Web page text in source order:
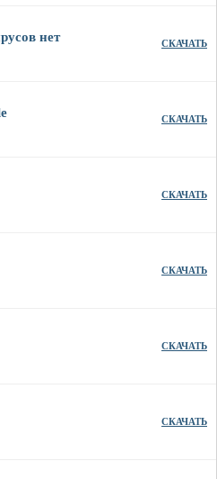
нет СКАЧАТЬ
СКАЧАТЬ
СКАЧАТЬ
СКАЧАТЬ
СКАЧАТЬ
СКАЧАТЬ